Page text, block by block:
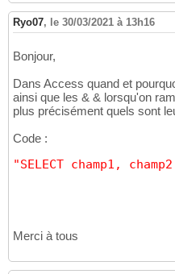
Ryo07, le 30/03/2021 à 13h16
Bonjour,
Dans Access quand et
ainsi que les & & lorsqu'on
plus précisément quels sont
Code :
"SELECT champ1,
Merci à tous